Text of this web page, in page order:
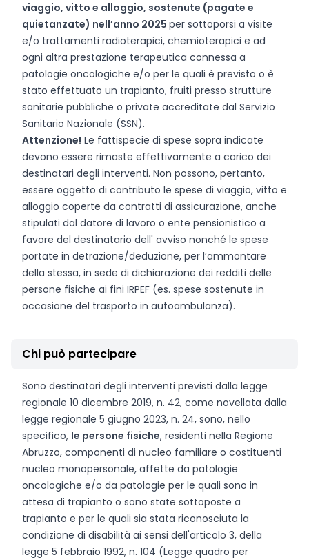
viaggio, vitto e alloggio, sostenute (pagate e
quietanzate) nell’anno 2025 per sottoporsi a visite
e/o trattamenti radioterapici, chemioterapici e ad
ogni altra prestazione terapeutica connessa a
patologie oncologiche e/o per le quali è previsto o è
stato effettuato un trapianto, fruiti presso strutture
sanitarie pubbliche o private accreditate dal Servizio
Sanitario Nazionale (SSN).
Attenzione! Le fattispecie di spese sopra indicate
devono essere rimaste effettivamente a carico dei
destinatari degli interventi. Non possono, pertanto,
essere oggetto di contributo le spese di viaggio, vitto e
alloggio coperte da contratti di assicurazione, anche
stipulati dal datore di lavoro o ente pensionistico a
favore del destinatario dell' avviso nonché le spese
portate in detrazione/deduzione, per l’ammontare
della stessa, in sede di dichiarazione dei redditi delle
persone fisiche ai fini IRPEF (es. spese sostenute in
occasione del trasporto in autoambulanza).
Chi può partecipare
Sono destinatari degli interventi previsti dalla legge
regionale 10 dicembre 2019, n. 42, come novellata dalla
legge regionale 5 giugno 2023, n. 24, sono, nello
specifico, le persone fisiche, residenti nella Regione
Abruzzo, componenti di nucleo familiare o costituenti
nucleo monopersonale, affette da patologie
oncologiche e/o da patologie per le quali sono in
attesa di trapianto o sono state sottoposte a
trapianto e per le quali sia stata riconosciuta la
condizione di disabilità ai sensi dell'articolo 3, della
legge 5 febbraio 1992, n. 104 (Legge quadro per